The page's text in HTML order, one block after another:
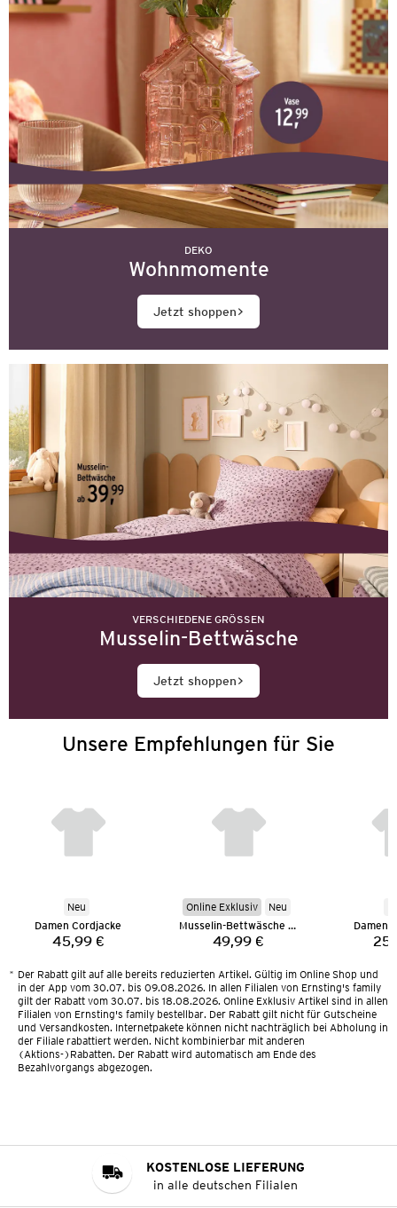
DEKO
Wohnmomente
Jetzt shoppen
VERSCHIEDENE GRÖSSEN
Musselin-Bettwäsche
Jetzt shoppen
Unsere Empfehlungen für Sie
Neu
Damen Cordjacke
Preis:
45,99 €
Online Exklusiv
Neu
Musselin-Bettwäsche 135 x 200 cm
Preis:
49,99 €
Damen
* Der Rabatt gilt auf alle bereits reduzierten Artikel. Gültig im Online Shop und
in der App vom 30.07. bis 09.08.2026. In allen Filialen von Ernsting's family
gilt der Rabatt vom 30.07. bis 18.08.2026. Online Exklusiv Artikel sind in allen
Filialen von Ernsting's family bestellbar. Der Rabatt gilt nicht für Gutscheine
und Versandkosten. Internetpakete können nicht nachträglich bei Abholung in
der Filiale rabattiert werden. Nicht kombinierbar mit anderen
(Aktions-)Rabatten. Der Rabatt wird automatisch am Ende des
Bezahlvorgangs abgezogen.
KOSTENLOSE LIEFERUNG
in alle deutschen Filialen